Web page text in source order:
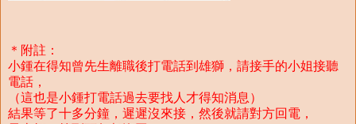
＊附註：
小鍾在得知曾先生離職後打電話到雄獅，請接手的小姐接聽
電話，
（這也是小鍾打電話過去要找人才得知消息）
結果等了十多分鐘，遲遲沒來接，然後就請對方回電，